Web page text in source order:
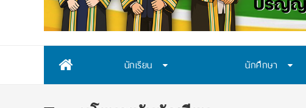
นักเรียน นักศึกษา